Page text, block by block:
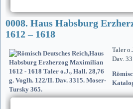
0008. Haus Habsburg
1612 – 1618
Taler
Dav.